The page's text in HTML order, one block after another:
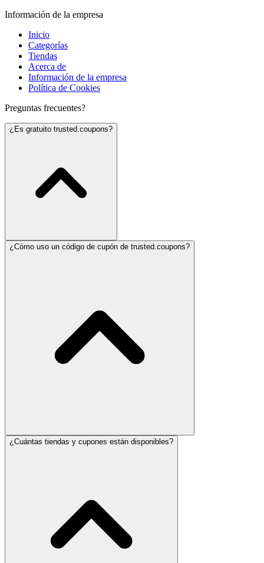
Información de la empresa
Inicio
Categorías
Tiendas
Acerca de
Información de la empresa
Política de Cookies
Preguntas frecuentes?
¿Es gratuito trusted.coupons?
¿Cómo uso un código de cupón de trusted.coupons?
¿Cuántas tiendas y cupones están disponibles?